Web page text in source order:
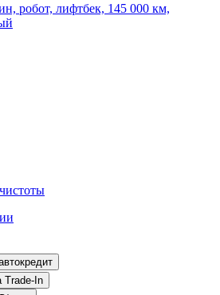
робот, лифтбек, 145 000 км,
автокредит
на Trade-In